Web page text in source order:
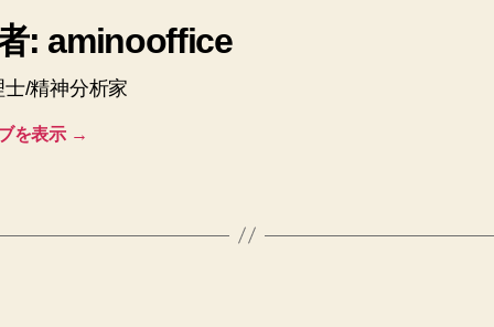
: aminooffice
/精神分析家
を表示 →